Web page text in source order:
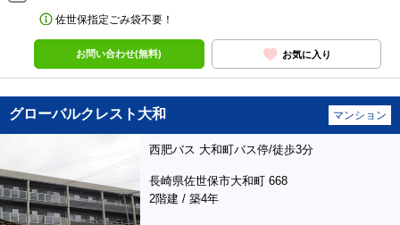
佐世保指定ごみ袋不要！
お問い合わせ(無料) お気に入り
グローバルクレスト大和 マンション
西肥バス 大和町バス停/徒歩3分
長崎県佐世保市大和町 668
2階建 / 築4年